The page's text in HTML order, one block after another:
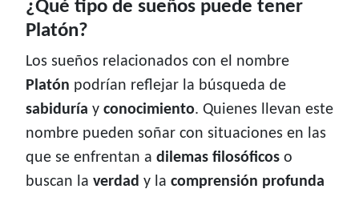
¿Qué tipo de sueños puede tener
Platón?
Los sueños relacionados con el nombre
Platón podrían reflejar la búsqueda de
sabiduría y conocimiento. Quienes llevan este
nombre pueden soñar con situaciones en las
que se enfrentan a dilemas filosóficos o
buscan la verdad y la comprensión profunda